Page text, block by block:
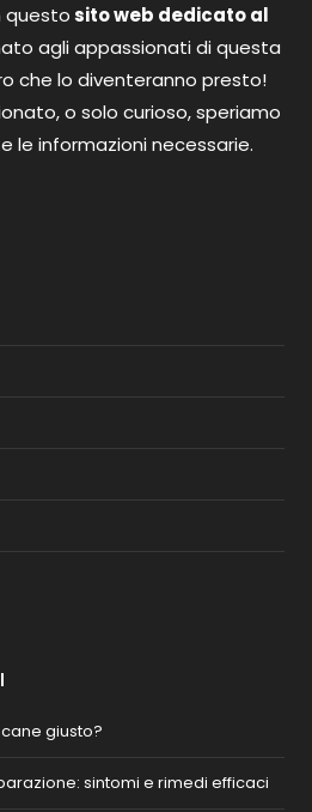
questosito web dedicato al
agli appassionati di questa
che lo diventeranno presto!
o solo curioso, speriamo
le informazioni necessarie.
giusto?
sintomi e rimedi efficaci